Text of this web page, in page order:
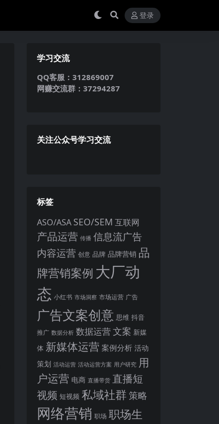
登录
学习交流
QQ客服：312869007
网赚交流群：37294287
关注公众号学习交流
标签
ASO/ASA SEO/SEM 互联网
产品运营 传播 信息流广告
内容运营 创意 品牌 品牌营销 品
牌营销案例 大厂动
态 小红书 市场洞察 市场运营 广告
广告文案创意 思维 抖音
推广 数据分析 数据运营 文案 新媒
体 新媒体运营 案例分析 活动
策划 活动运营 活动运营方案 用户研究 用
户运营 电商 直播带货 直播短
视频 短视频 私域社群 策略
网络营销 职场 职场生